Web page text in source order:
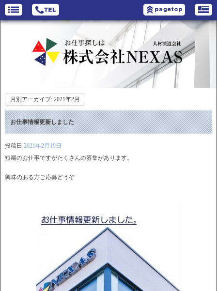
月別アーカイブ: 2021年2月
お仕事情報更新しました
投稿日 2021年2月19日
短期のお仕事ですがたくさんの募集があります。
興味のある方ご応募どうぞ